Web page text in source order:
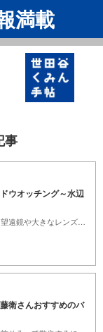
満載
事
ウオッチング～水辺
衛さんおすすめのバ